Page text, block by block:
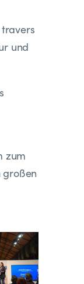
und
zum
großen